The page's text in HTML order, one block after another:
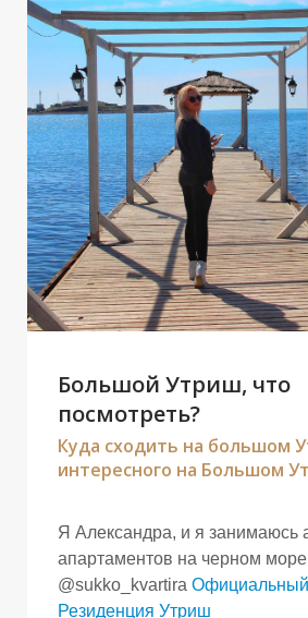
Р
Большой Утриш, что
посмотреть?
Куда сходить на большом
интересного на Большом
Я Александра, и я занимаюсь
апартаментов на черном море
@sukko_kvartira Официальный
Резиденция Утриш
!